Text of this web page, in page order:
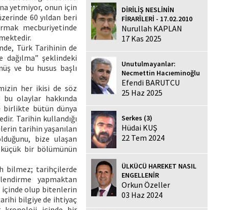
yetmiyor, onun için
60 yıldan beri
mecburiyetinde
Türk Tarihinin de
dağılma” şeklindeki
ve bu husus başlı
her ikisi de söz
olaylar hakkında
birlikte bütün dünya
Tarihin kullandığı
tarihin yaşanılan
bize ulaşan
bir bölümünün
bilmez; tarihçilerde
yapmaktan
içinde olup bitenlerin
bilgiye de ihtiyaç
DİRİLİŞ NESLİNİN
FİRARÎLERİ - 17.02.2010
Nurullah KAPLAN
17 Kas 2025
Unutulmayanlar:
Necmettin Hacıeminoğlu
Efendi BARUTCU
25 Haz 2025
Serkes (3)
Hüdai KUŞ
22 Tem 2024
ÜLKÜCÜ HAREKET NASIL
ENGELLENİR
Orkun Özeller
03 Haz 2024